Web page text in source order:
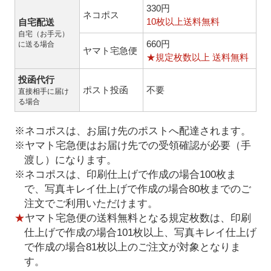
自宅配送
自宅（お手元）
に送る場合
ネコポス
330円
10枚以上送料無料
ヤマト宅急便
660円
★規定枚数以上 送料無料
投函代行
直接相手に届け
る場合
ポスト投函 不要
※ネコポスは、お届け先のポストへ配達されます。
※ヤマト宅急便はお届け先での受領確認が必要（手
渡し）になります。
※ネコポスは、印刷仕上げで作成の場合100枚ま
で、写真キレイ仕上げで作成の場合80枚までのご
注文でご利用いただけます。
★ヤマト宅急便の送料無料となる規定枚数は、印刷
仕上げで作成の場合101枚以上、写真キレイ仕上げ
で作成の場合81枚以上のご注文が対象となりま
す。